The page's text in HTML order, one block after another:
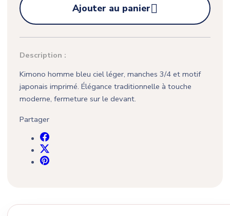

Ajouter au panier
Description :
Kimono homme bleu ciel léger, manches 3/4 et motif
japonais imprimé. Élégance traditionnelle à touche
moderne, fermeture sur le devant.
Partager